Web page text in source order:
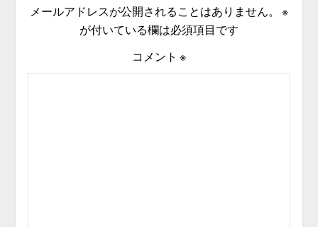
メールアドレスが公開されることはありません。
※
が付いている欄は必須項目です
コメント ※